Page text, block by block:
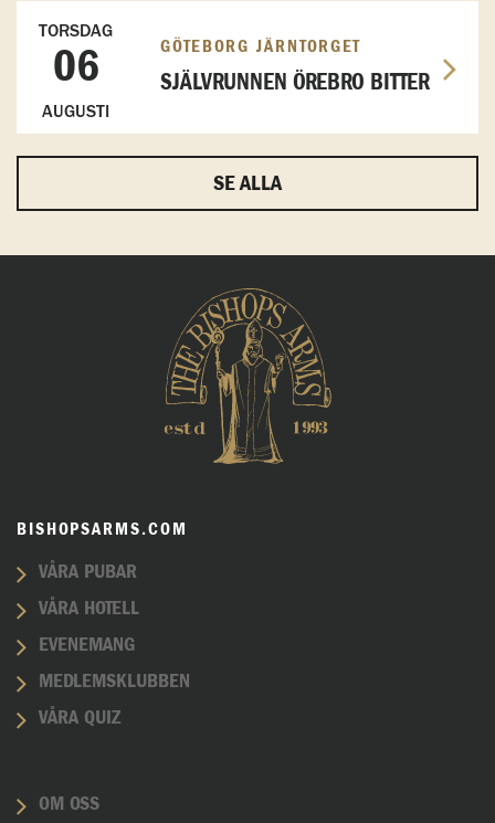
TORSDAG
06
AUGUSTI
GÖTEBORG JÄRNTORGET
SJÄLVRUNNEN ÖREBRO BITTER
SE ALLA
BISHOPSARMS.COM
VÅRA PUBAR
VÅRA HOTELL
EVENEMANG
MEDLEMSKLUBBEN
VÅRA QUIZ
OM OSS